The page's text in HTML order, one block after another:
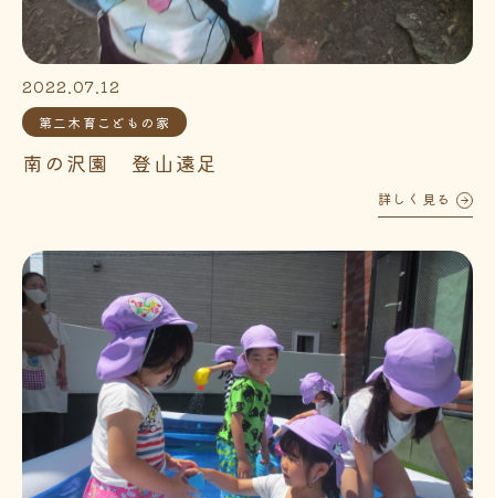
2022.07.12
第二木育こどもの家
南の沢園 登山遠足
詳しく見る